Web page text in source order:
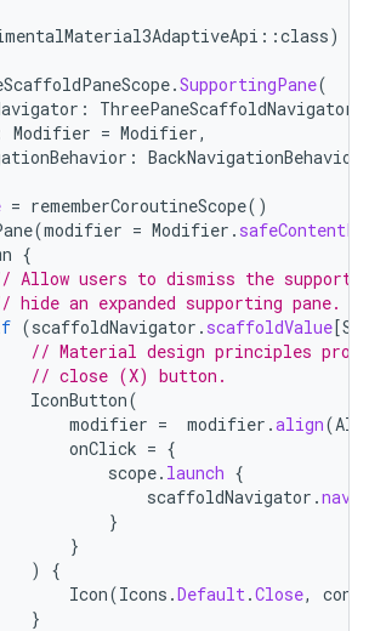
::class)
.SupportingPane(
:
Modifier = Modifier,
: BackNavigationBehavior
= rememberCoroutineScope()
(modifier = Modifier .
{
Allow users to dismiss the
hide an expanded supporting pane.
(scaffoldNavigator . scaffoldValue[
// Material design principles
// close (X) button.
IconButton(
modifier = modifier .align(
onClick = {
scope. launch {
scaffoldNavigator .
}
}
)
{
Icon(Icons .Default .Close,
}